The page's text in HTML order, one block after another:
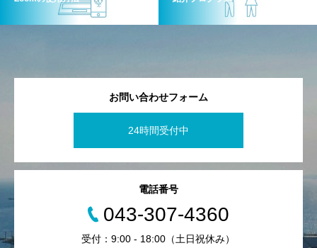
お問い合わせフォーム
24時間受付中
電話番号
043-307-4360
受付：9:00 - 18:00（土日祝休み）